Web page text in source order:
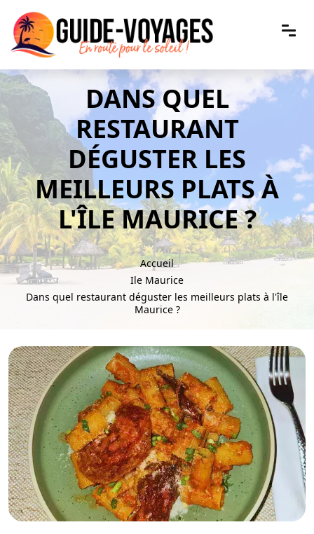
DANS QUEL
RESTAURANT
DÉGUSTER LES
MEILLEURS PLATS À
L'ÎLE MAURICE ?
Accueil
Ile Maurice
Dans quel restaurant déguster les meilleurs plats à l'île
Maurice ?